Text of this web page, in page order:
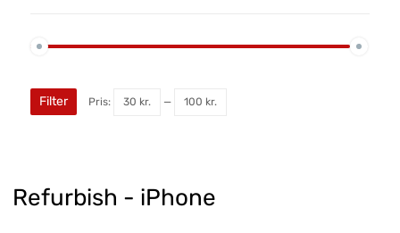
Refurbish - iPhone
Filter Pris: 30 kr. — 100 kr.